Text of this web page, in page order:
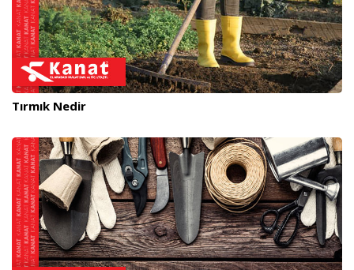
Tırmık Nedir